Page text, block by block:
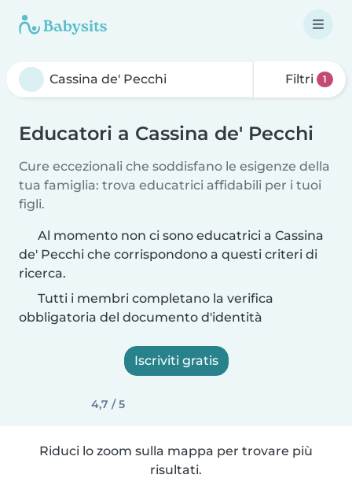
Filtri 1
Educatori a Cassina de' Pecchi
Cure eccezionali che soddisfano le esigenze della
tua famiglia: trova educatrici affidabili per i tuoi
figli.
Al momento non ci sono educatrici a Cassina
de' Pecchi che corrispondono a questi criteri di
ricerca.
Tutti i membri completano la verifica
obbligatoria del documento d'identità
Iscriviti gratis
4,7 / 5
Riduci lo zoom sulla mappa per trovare più
risultati.